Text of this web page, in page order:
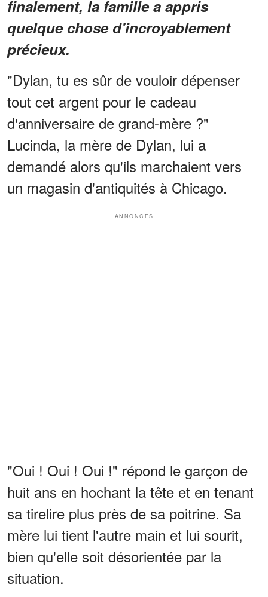
finalement, la famille a appris
quelque chose d'incroyablement
précieux.
"Dylan, tu es sûr de vouloir dépenser
tout cet argent pour le cadeau
d'anniversaire de grand-mère ?"
Lucinda, la mère de Dylan, lui a
demandé alors qu'ils marchaient vers
un magasin d'antiquités à Chicago.
ANNONCES
"Oui ! Oui ! Oui !" répond le garçon de
huit ans en hochant la tête et en tenant
sa tirelire plus près de sa poitrine. Sa
mère lui tient l'autre main et lui sourit,
bien qu'elle soit désorientée par la
situation.